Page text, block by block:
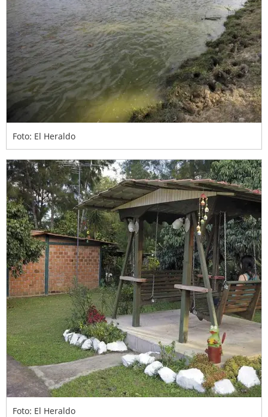
Foto: El Heraldo
Foto: El Heraldo